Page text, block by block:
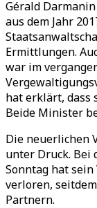
Gérald
aus dem Jahr
Ermittlungen.
war im
hat erklärt, dass
Beide Minister
Die neuerlichen
unter Druck. Bei
Sonntag hat
verloren,
Partnern.